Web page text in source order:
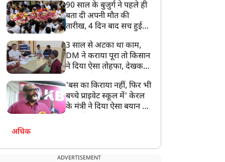
90 साल के बुजुर्ग ने पहले ही
बता दी अपनी मौत की
तारीख, 4 दिन बाद सच हुई
साथ निकाली अंतिम यात्रा
3 साल से अटका था काम,
DM ने कराया पूरा तो किसान
ने दिया ऐसा तोहफा, देखकर
अनमोल कुछ नहीं
'बस का किराया नहीं, फिर भी
बच्चे प्राइवेट स्कूल में' केरल
के मंत्री ने दिया ऐसा बयान की
अधिक
ADVERTISEMENT